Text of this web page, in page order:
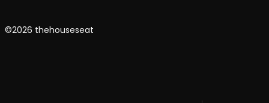
©2026 thehouseseat